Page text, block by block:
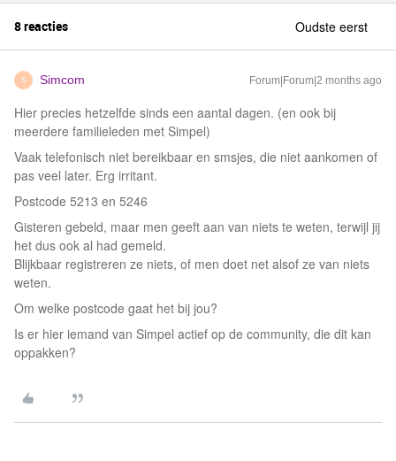
8 reacties Oudste eerst
S Simcom Forum|Forum|2 months ago
Hier precies hetzelfde sinds een aantal dagen. (en ook bij
meerdere familieleden met Simpel)
Vaak telefonisch niet bereikbaar en smsjes, die niet aankomen of
pas veel later. Erg irritant.
Postcode 5213 en 5246
Gisteren gebeld, maar men geeft aan van niets te weten, terwijl jij
het dus ook al had gemeld.
Blijkbaar registreren ze niets, of men doet net alsof ze van niets
weten.
Om welke postcode gaat het bij jou?
Is er hier iemand van Simpel actief op de community, die dit kan
oppakken?